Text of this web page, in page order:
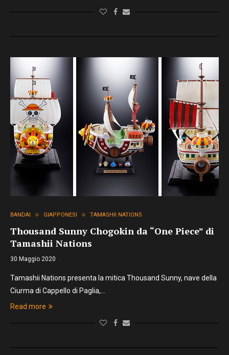
BANDAI GIAPPONESI TAMASHII NATIONS
Thousand Sunny Chogokin da “One Piece” di
Tamashii Nations
30 Maggio 2020
Tamashii Nations presenta la mitica Thousand Sunny, nave della
Ciurma di Cappello di Paglia,…
Read more